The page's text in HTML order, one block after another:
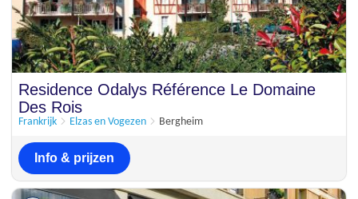
Residence Odalys Référence Le Domaine
Des Rois
Frankrijk Elzas en Vogezen Bergheim
Info & prijzen